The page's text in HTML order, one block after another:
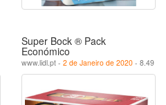
Super Bock ® Pack
Económico
www.lidl.pt - 2 de Janeiro de 2020 - 8.49